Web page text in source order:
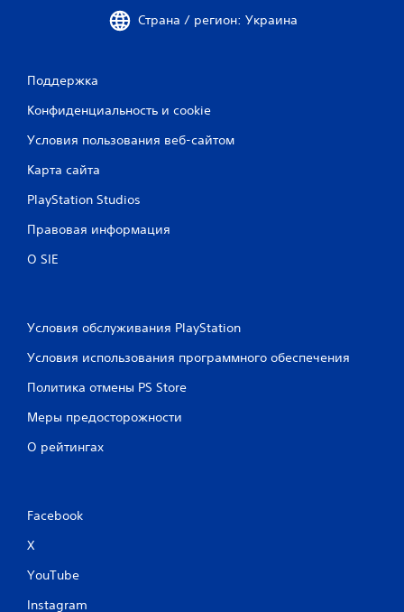
Страна / регион: Украина
Поддержка
Конфиденциальность и cookie
Условия пользования веб-сайтом
Карта сайта
PlayStation Studios
Правовая информация
О SIE
Условия обслуживания PlayStation
Условия использования программного обеспечения
Политика отмены PS Store
Меры предосторожности
О рейтингах
Facebook
X
YouTube
Instagram